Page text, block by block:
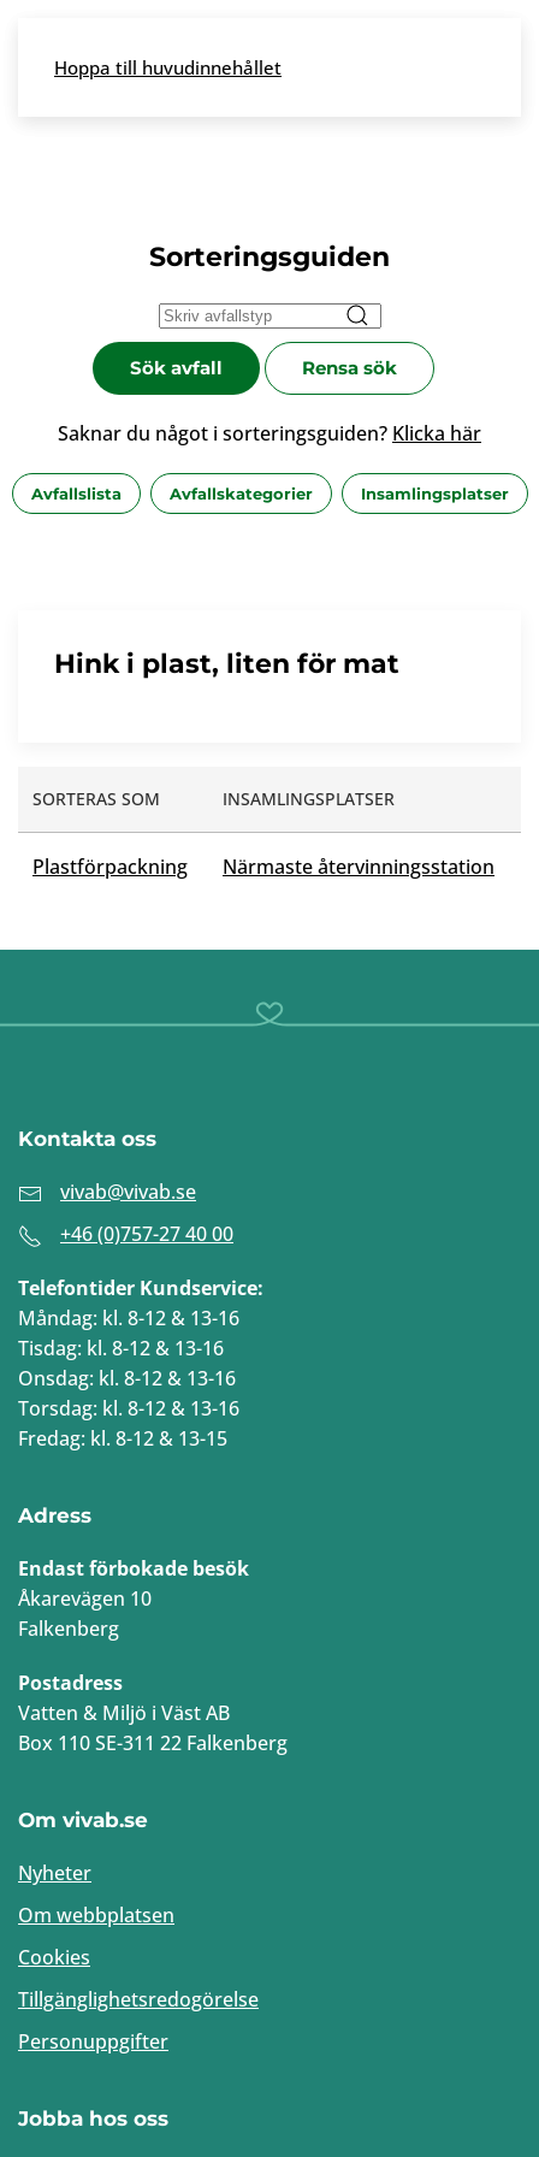
Skip to main content
Hoppa till huvudinnehållet
Sorteringsguiden
Sök avfall Rensa sök
Saknar du något i sorteringsguiden? Klicka här
Avfallslista Avfallskategorier Insamlingsplatser
Hink i plast, liten för mat
SORTERAS SOM INSAMLINGSPLATSER
Plastförpackning Närmaste återvinningsstation
Kontakta oss
vivab@vivab.se
+46 (0)757-27 40 00
Telefontider Kundservice:
Måndag: kl. 8-12 & 13-16
Tisdag: kl. 8-12 & 13-16
Onsdag: kl. 8-12 & 13-16
Torsdag: kl. 8-12 & 13-16
Fredag: kl. 8-12 & 13-15
Adress
Endast förbokade besök
Åkarevägen 10
Falkenberg
Postadress
Vatten & Miljö i Väst AB
Box 110 SE-311 22 Falkenberg
Om vivab.se
Nyheter
Om webbplatsen
Cookies
Tillgänglighetsredogörelse
Personuppgifter
Jobba hos oss